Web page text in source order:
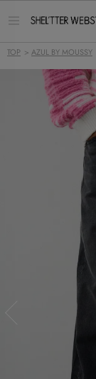
ー
TOP > AZUL BY MOUSSY